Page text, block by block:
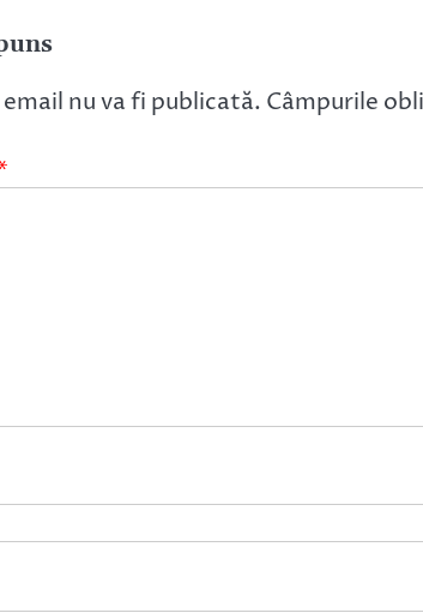
nu va fi publicată. Câmpurile